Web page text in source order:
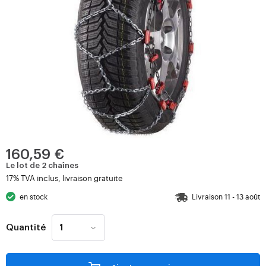
160,59 €
Le lot de 2 chaînes
17% TVA inclus, livraison gratuite
en stock Livraison 11 - 13 août
Quantité